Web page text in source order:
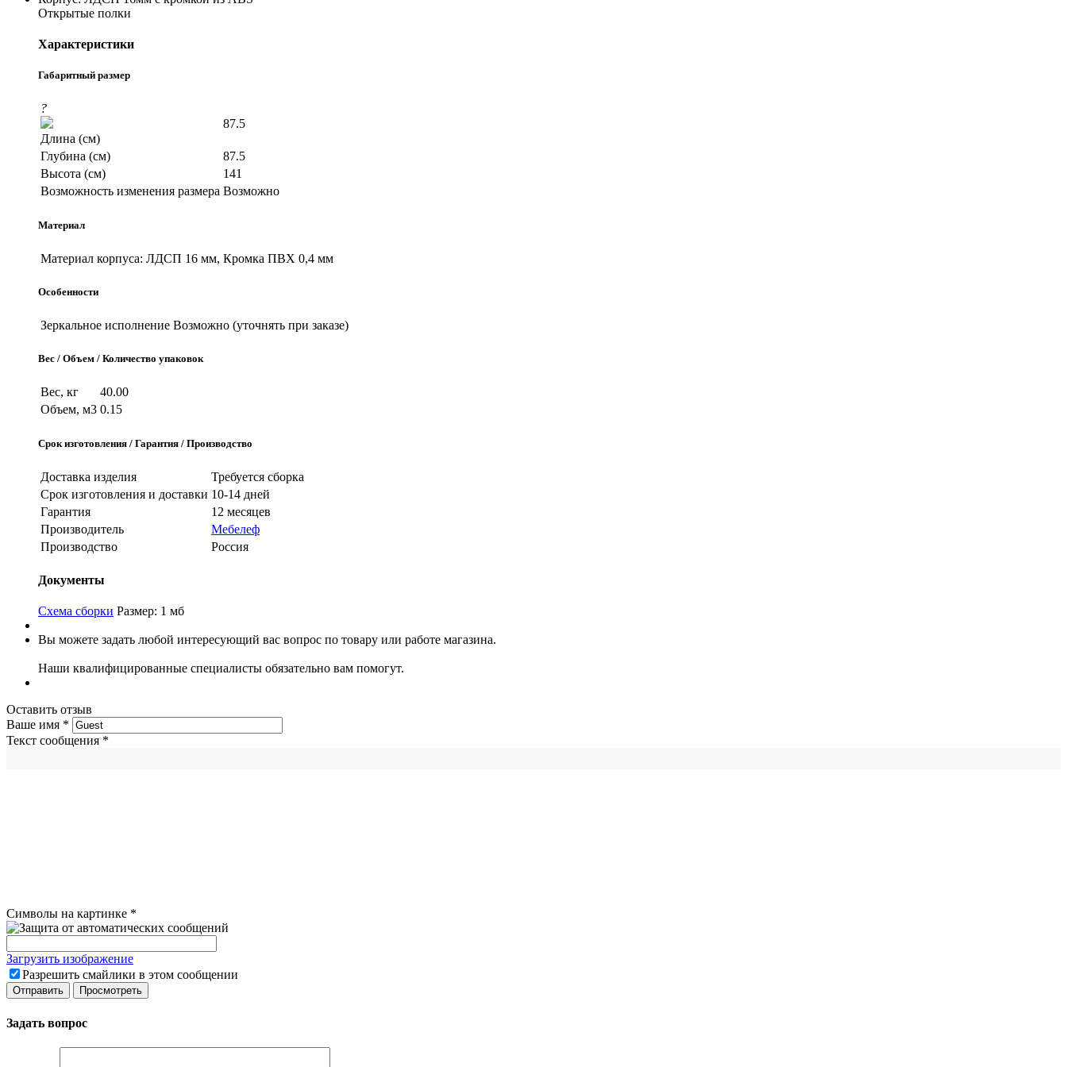
Открытые полки
Характеристики
Габаритный размер
?
Длина (см)
87.5
Глубина (см)
87.5
Высота (см)
141
Возможность изменения размера Возможно
Материал
Материал корпуса: ЛДСП 16 мм, Кромка ПВХ 0,4 мм
Особенности
Зеркальное исполнение Возможно (уточнять при заказе)
Вес / Объем / Количество упаковок
Вес, кг
40.00
Объем, м3 0.15
Срок изготовления / Гарантия / Производство
Доставка изделия
Требуется сборка
Срок изготовления и доставки 10-14 дней
Гарантия
12 месяцев
Производитель
Мебелеф
Производство
Россия
Документы
Схема сборки Размер: 1 мб
Вы можете задать любой интересующий вас вопрос по товару или работе магазина.
Наши квалифицированные специалисты обязательно вам помогут.
Оставить отзыв
Ваше имя *
Текст сообщения *
Символы на картинке *
Загрузить изображение
Разрешить смайлики в этом сообщении
Задать вопрос